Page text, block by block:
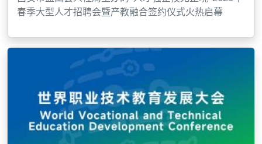
春季大型人才招聘会暨产教融合签约仪式火热启幕